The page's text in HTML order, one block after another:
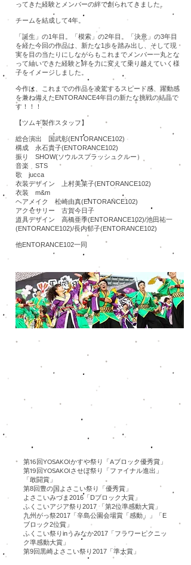
ってきた経験とメンバーの絆で創られてきました。
チームを結成して4年。
「誕生」の1年目。「模索」の2年目。「決意」の3年目
を経た今回の作品は、新たな1歩を踏み出し、そして現
実を目の当たりにしながらもこれまでメンバー一丸とな
って紬いできた経験と絆を力に変えて乗り越えていく様
子をイメージしました。
今作は、これまでの作品を凌駕するスピード感、躍動感
を兼ね備えたENTORANCE4年目の新たな挑戦の結晶で
す！！！
【ツムギ製作スタッフ】
総合演出 国武彰(ENTORANCE102)
構成 永石貴子(ENTORANCE102)
振り SHOW(ソウルスプラッシュクルー）
音楽 STS
歌 jucca
衣装デザイン 上村美菜子(ENTORANCE102)
衣装 m&m
ヘアメイク 松崎由真(ENTORANCE102)
アクセサリー 古賀今日子
道具デザイン 高橋亜季(ENTORANCE102)/池田祐一
(ENTORANCE102)/長内郁子(ENTORANCE102)
​他ENTORANCE102一同
第16回YOSAKOIかすや祭り「Aブロック優秀賞」
第19回YOSAKOIさせぼ祭り「ファイナル進出」
「敢闘賞」
第8回豊の国よさこい祭り「優秀賞」
よさこいみづま2016「Dブロック大賞」
ふくこいアジア祭り2017 「第2位準感動大賞」
九州がっ祭2017「辛島公園会場賞「感動」」「E
ブロック2位賞」
ふくこい祭りinうみなか2017 「フラワーピクニッ
ク準感動大賞」
第9回黒崎よさこい祭り2017「準大賞」